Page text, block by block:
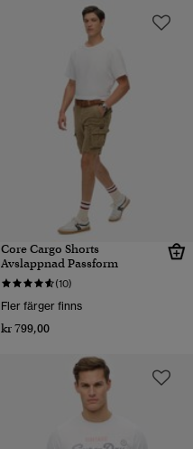
Core Cargo Shorts
Avslappnad Passform
(10)
Fler färger finns
kr 799,00